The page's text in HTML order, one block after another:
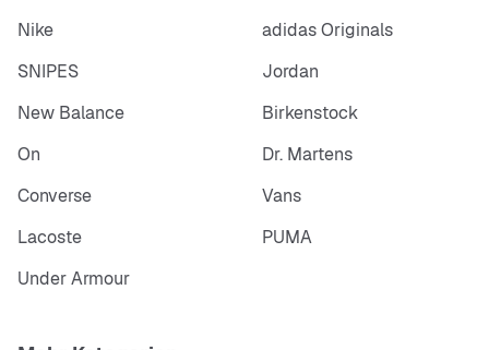
Nike
adidas Originals
SNIPES
Jordan
New Balance
Birkenstock
On
Dr. Martens
Converse
Vans
Lacoste
PUMA
Under Armour